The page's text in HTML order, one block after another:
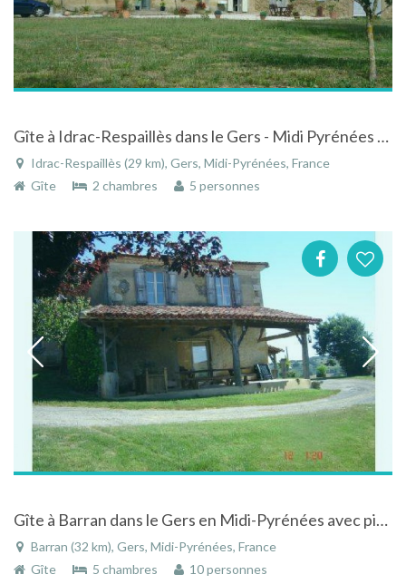
Gîte à Idrac-Respaillès dans le Gers - Midi Pyrénées dans corps de ferme à la campagne
Idrac-Respaillès (29 km), Gers, Midi-Pyrénées, France
Gîte
2 chambres 5 personnes
Gîte à Barran dans le Gers en Midi-Pyrénées avec piscine
Barran (32 km), Gers, Midi-Pyrénées, France
Gîte
5 chambres 10 personnes